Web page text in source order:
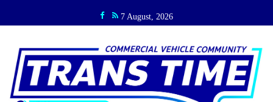
7 August, 2026